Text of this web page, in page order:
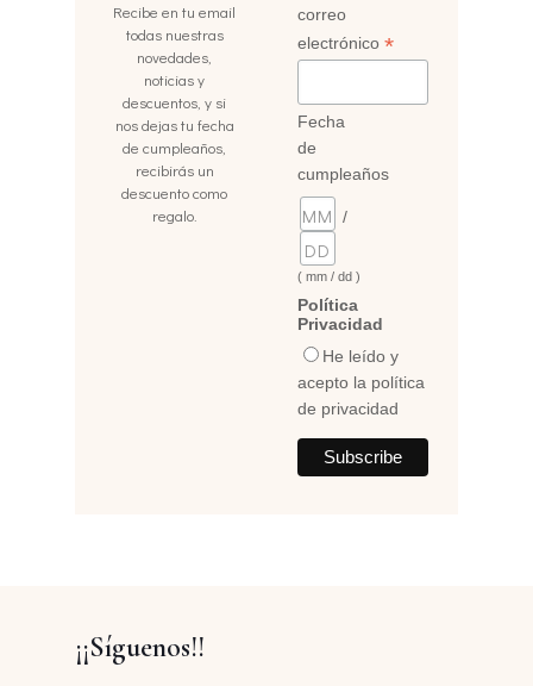
Recibe en tu email
todas nuestras
novedades,
noticias y
descuentos, y si
nos dejas tu fecha
de cumpleaños,
recibirás un
descuento como
regalo.
correo
electrónico *
Fecha
de
cumpleaños
/
( mm / dd )
Política
Privacidad
He leído y
acepto la política
de privacidad
¡¡Síguenos!!